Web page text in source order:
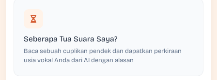
Seberapa Tua Suara Saya?
Baca sebuah cuplikan pendek dan dapatkan perkiraan
usia vokal Anda dari AI dengan alasan